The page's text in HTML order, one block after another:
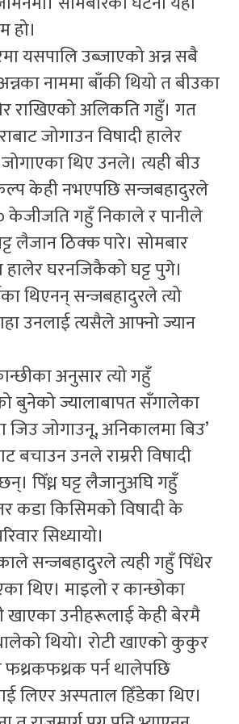
हो।
यसपालि उब्जाएको अन्न सबै
नाममा बाँकी थियो त बीउका
राखिएको अलिकति गहुँ। गत
जोगाउन विषादी हालेर
थिए उनले। त्यही बीउ
केही नभएपछि सन्जबहादुरले
केजीजति गहुँ निकाले र पानीले
लैजान ठिक्क पारे। सोमबार
हालेर घरनजिकैको घट्ट पुगे।
थिएनन् सन्जबहादुरले त्यो
उनलाई त्यसैले आफ्नो ज्यान
अनुसार त्यो गहुँ
बुनेको ज्यालाबापत सँगालेका
जोगाउनू, अनिकालमा बिउ’
बचाउन उनले राम्ररी विषादी
पिँध्न घट्ट लैजानुअघि गहुँ
कडा किसिमको विषादी के
सिध्यायो।
सन्जबहादुरले त्यही गहुँ पिँधेर
थिए। माइलो र कान्छोका
खाएका उनीहरूलाई केही बेरमै
थियो। रोटी खाएको कुकुर
पर्न थालेपछि
लिएर अस्पताल हिँडेका थिए।